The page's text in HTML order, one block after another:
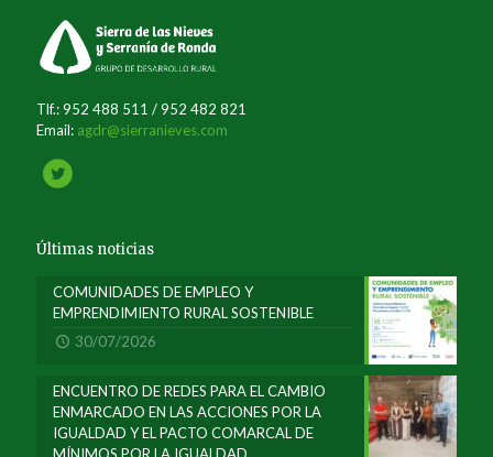
Tlf.: 952 488 511 / 952 482 821
Email: agdr@sierranieves.com
Últimas noticias
COMUNIDADES DE EMPLEO Y
EMPRENDIMIENTO RURAL SOSTENIBLE
30/07/2026
ENCUENTRO DE REDES PARA EL CAMBIO
ENMARCADO EN LAS ACCIONES POR LA
IGUALDAD Y EL PACTO COMARCAL DE